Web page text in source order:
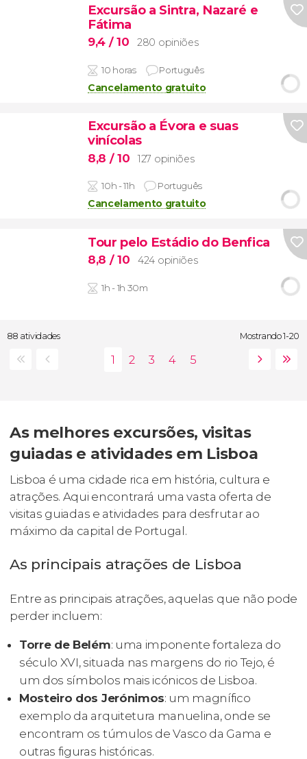
Excursão a Sintra, Nazaré e
Fátima
9,4 / 10 280 opiniões
10 horas Português
Cancelamento gratuito
Excursão a Évora e suas
vinícolas
8,8 / 10 127 opiniões
10h - 11h Português
Cancelamento gratuito
Tour pelo Estádio do Benfica
8,8 / 10 424 opiniões
1h - 1h 30m
88 atividades Mostrando 1-20
As melhores excursões, visitas
guiadas e atividades em Lisboa
Lisboa é uma cidade rica em história, cultura e
atrações. Aqui encontrará uma vasta oferta de
visitas guiadas e atividades para desfrutar ao
máximo da capital de Portugal.
As principais atrações de Lisboa
Entre as principais atrações, aquelas que não pode
perder incluem:
Torre de Belém: uma imponente fortaleza do
século XVI, situada nas margens do rio Tejo, é
um dos símbolos mais icónicos de Lisboa.
Mosteiro dos Jerónimos: um magnífico
exemplo da arquitetura manuelina, onde se
encontram os túmulos de Vasco da Gama e
outras figuras históricas.